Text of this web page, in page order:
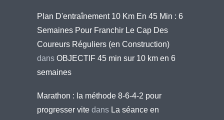
Plan D'entraînement 10 Km En 45 Min : 6
Semaines Pour Franchir Le Cap Des
Coureurs Réguliers (en Construction)
dans OBJECTIF 45 min sur 10 km en 6
semaines
Marathon : la méthode 8-6-4-2 pour
progresser vite dans La séance en